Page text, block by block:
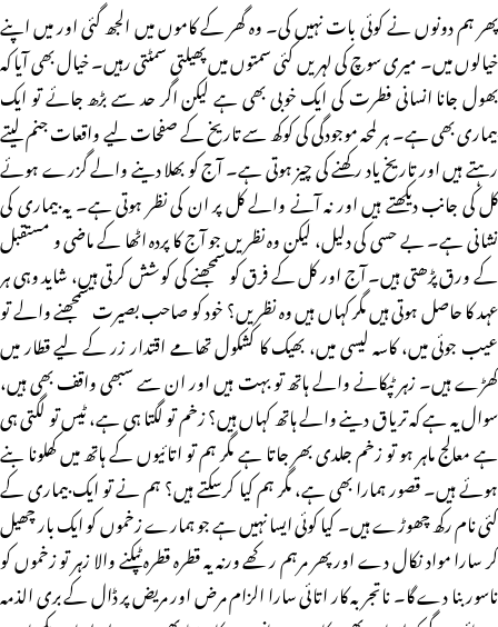
پھر ہم دونوں نے کوئی بات نہیں کی۔ وہ گھر کے کاموں میں الجھ گئی اور میں اپنے
خیالوں میں۔ میری سوچ کی لہریں کئی سمتوں میں پھیلتی سمٹتی رہیں۔ خیال بھی آیا کہ
بھول جانا انسانی فطرت کی ایک خوبی بھی ہے لیکن اگر حد سے بڑھ جائے تو ایک
بیماری بھی ہے۔ ہر لمحہ موجودگی کی کوکھ سے تاریخ کے صفحات لیے واقعات جنم لیتے
رہتے ہیں اور تاریخ یاد رکھنے کی چیز ہوتی ہے۔ آج کو بھلا دینے والے گزرے ہوئے
کل کی جانب دیکھتے ہیں اور نہ آنے والے کل پر ان کی نظر ہوتی ہے۔ یہ بیماری کی
نشانی ہے۔ بے حسی کی دلیل، لیکن وہ نظریں جو آج کا پردہ اٹھا کے ماضی و مستقبل
کے ورق پڑھتی ہیں۔ آج اور کل کے فرق کو سمجھنے کی کوشش کرتی ہیں، شاید وہی ہر
عہد کا حاصل ہوتی ہیں مگر کہاں ہیں وہ نظریں؟ خود کو صاحب بصیرت سمجھنے والے تو
عیب جوئی میں، کاسہ لیسی میں، بھیک کا کشکول تھامے اقتدار زر کے لیے قطار میں
کھڑے ہیں۔ زہر ٹپکانے والے ہاتھ تو بہت ہیں اور ان سے سبھی واقف بھی ہیں،
سوال یہ ہے کہ تریاق دینے والے ہاتھ کہاں ہیں؟ زخم تو لگتا ہی ہے، ٹیس تو لگتی ہی
ہے معالج ماہر ہو تو زخم جلدی بھر جاتا ہے مگر ہم تو اتائیوں کے ہاتھ میں کھلونا بنے
ہوئے ہیں۔ قصور ہمارا بھی ہے، مگر ہم کیا کرسکتے ہیں؟ ہم نے تو ایک بیماری کے
کئی نام رکھ چھوڑے ہیں۔ کیا کوئی ایسا نہیں ہے جو ہمارے زخموں کو ایک بار چھیل
کر سارا مواد نکال دے اور پھر مرہم رکھے ورنہ یہ قطرہ قطرہ ٹپکنے والا زہر تو زخموں کو
ناسور بنا دے گا۔ ناتجربہ کار اتائی سارا الزام مرض اور مریض پر ڈال کے بری الذمہ